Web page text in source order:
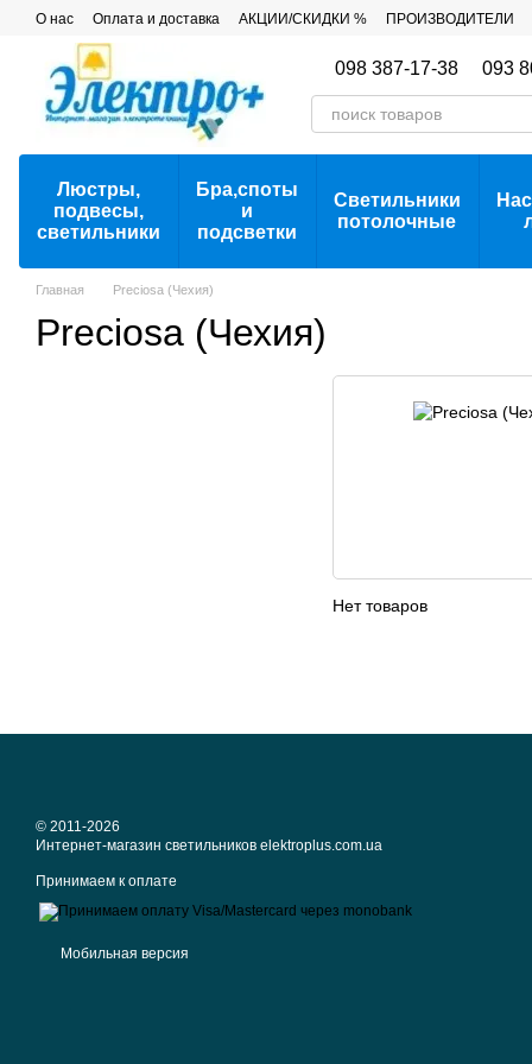
Перейти к основному контенту
О нас Оплата и доставка АКЦИИ/СКИДКИ % ПРОИЗВОДИТЕЛИ
098 387-17-38 093
Люстры,
подвесы,
светильники
Бра,споты
и
подсветки
Светильники
потолочные
Главная Preciosa (Чехия)
Preciosa (Чехия)
Нет товаров
© 2011-2026
Интернет-магазин светильников elektroplus.com.ua
Принимаем к оплате
Мобильная версия